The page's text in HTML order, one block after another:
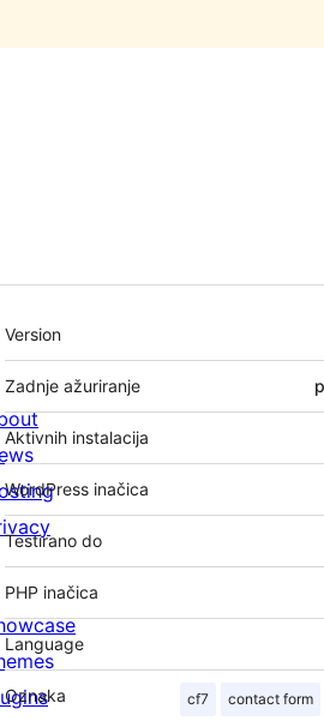
Meta
Version
Zadnje ažuriranje
Aktivnih instalacija
WordPress inačica
Testirano do
PHP inačica
Language
Oznaka cf7 contact form